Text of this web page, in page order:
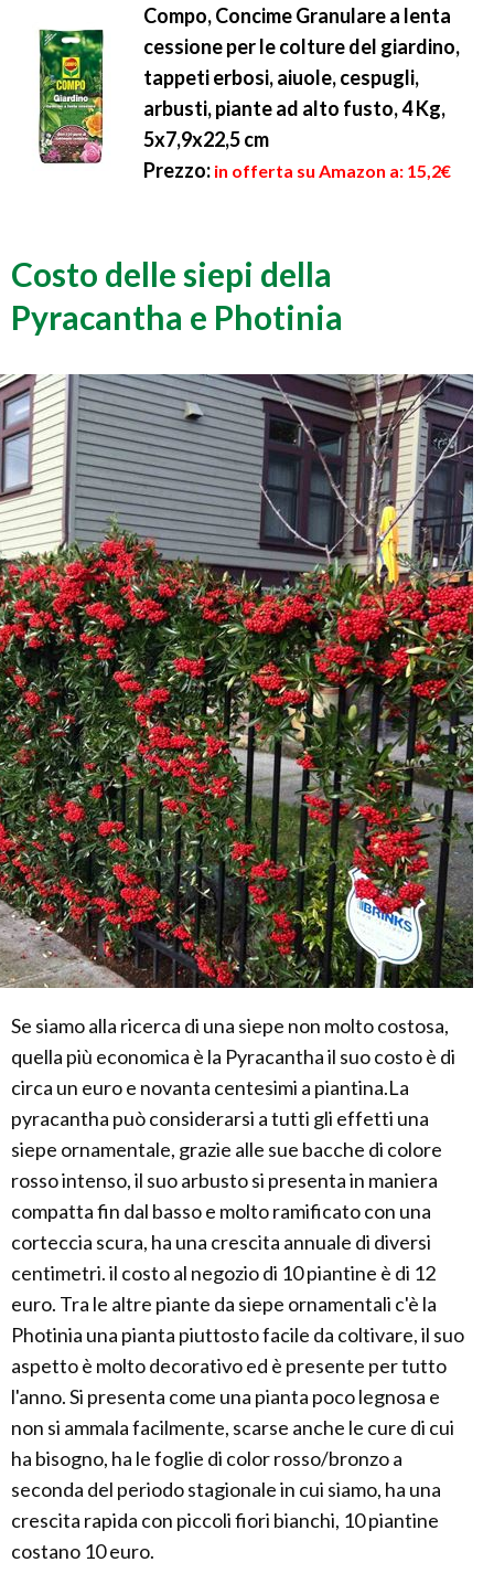
Compo, Concime Granulare a lenta
cessione per le colture del giardino,
tappeti erbosi, aiuole, cespugli,
arbusti, piante ad alto fusto, 4 Kg,
5x7,9x22,5 cm
Prezzo: in offerta su Amazon a: 15,2€
Costo delle siepi della
Pyracantha e Photinia
Se siamo alla ricerca di una siepe non molto costosa,
quella più economica è la Pyracantha il suo costo è di
circa un euro e novanta centesimi a piantina.La
pyracantha può considerarsi a tutti gli effetti una
siepe ornamentale, grazie alle sue bacche di colore
rosso intenso, il suo arbusto si presenta in maniera
compatta fin dal basso e molto ramificato con una
corteccia scura, ha una crescita annuale di diversi
centimetri. il costo al negozio di 10 piantine è di 12
euro. Tra le altre piante da siepe ornamentali c'è la
Photinia una pianta piuttosto facile da coltivare, il suo
aspetto è molto decorativo ed è presente per tutto
l'anno. Si presenta come una pianta poco legnosa e
non si ammala facilmente, scarse anche le cure di cui
ha bisogno, ha le foglie di color rosso/bronzo a
seconda del periodo stagionale in cui siamo, ha una
crescita rapida con piccoli fiori bianchi, 10 piantine
costano 10 euro.